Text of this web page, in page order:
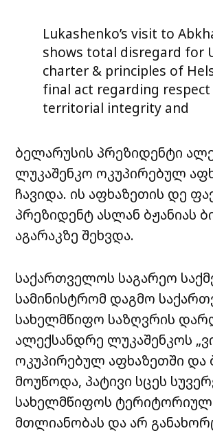
Lukashenko’s visit to
shows total disregard for
charter & principles of
final act regarding
territorial integrity and
The #UK stands firm in
for Georgia in the face of
further provocation.
— Mark Clayton
(@MarkClaytonFCDO)
28, 2022
ბელარუსის პრეზიდენტი
ლუკაშენკო ოკუპირებულ
ჩავიდა. ის აფხაზეთის დე
პრეზიდენტ ასლან ბჟანიას
აგარაკზე შეხვდა.
საქართველოს საგარეო
სამინისტრომ დაგმო
სახელმწიფო საზღვრის
ალექსანდრე ლუკაშენკოს
ოკუპირებულ აფხაზეთში და
მოუწოდა, პატივი სცეს
სახელმწიფოს ტერიტორიულ
მთლიანობას და არ